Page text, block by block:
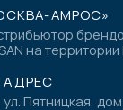
АМРОС»
на
Пятницкая,